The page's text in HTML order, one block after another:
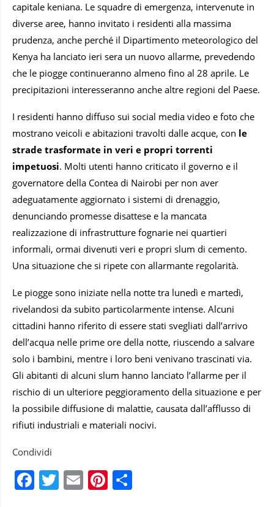
capitale keniana. Le squadre di emergenza, intervenute in
diverse aree, hanno invitato i residenti alla massima
prudenza, anche perché il Dipartimento meteorologico del
Kenya ha lanciato ieri sera un nuovo allarme, prevedendo
che le piogge continueranno almeno fino al 28 aprile. Le
precipitazioni interesseranno anche altre regioni del Paese.
I residenti hanno diffuso sui social media video e foto che
mostrano veicoli e abitazioni travolti dalle acque, con le
strade trasformate in veri e propri torrenti
impetuosi. Molti utenti hanno criticato il governo e il
governatore della Contea di Nairobi per non aver
adeguatamente aggiornato i sistemi di drenaggio,
denunciando promesse disattese e la mancata
realizzazione di infrastrutture fognarie nei quartieri
informali, ormai divenuti veri e propri slum di cemento.
Una situazione che si ripete con allarmante regolarità.
Le piogge sono iniziate nella notte tra lunedì e martedì,
rivelandosi da subito particolarmente intense. Alcuni
cittadini hanno riferito di essere stati svegliati dall’arrivo
dell’acqua nelle prime ore della notte, riuscendo a salvare
solo i bambini, mentre i loro beni venivano trascinati via.
Gli abitanti di alcuni slum hanno lanciato l’allarme per il
rischio di un ulteriore peggioramento della situazione e per
la possibile diffusione di malattie, causata dall’afflusso di
rifiuti industriali e materiali nocivi.
Condividi
Facebook
Twitter
EmailPinterest